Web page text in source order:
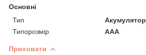
Основні
Тип
Акумулятор
Типорозмір
AAA
Приховати